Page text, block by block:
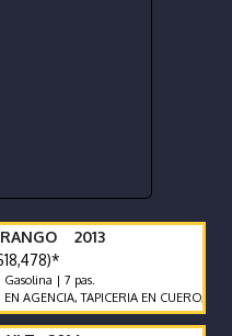
2013
| 7 pas.
TAPICERIA EN CUERO, SIETE